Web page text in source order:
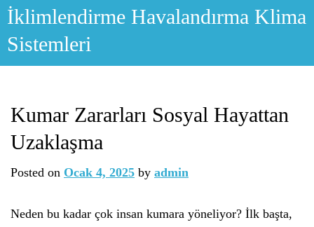
Skip
content
İklimlendirme Havalandırma Klima
Sistemleri
Kumar Zararları Sosyal Hayattan
Uzaklaşma
Posted on Ocak 4, 2025 by admin
Neden bu kadar çok insan kumara yöneliyor? İlk başta,